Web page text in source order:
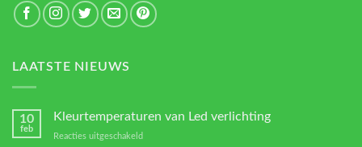
LAATSTE NIEUWS
10
feb
Kleurtemperaturen van Led verlichting
Reacties uitgeschakeld